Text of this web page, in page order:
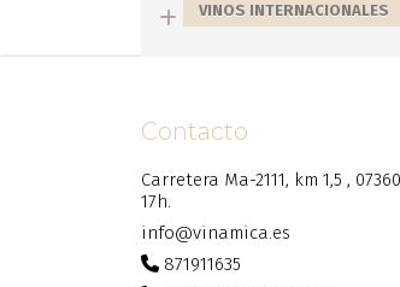
VINOS INTERNACIONALES
Contacto
Carretera Ma-2111, km 1,5 ,
17h.
info@vinamica.es
871911635